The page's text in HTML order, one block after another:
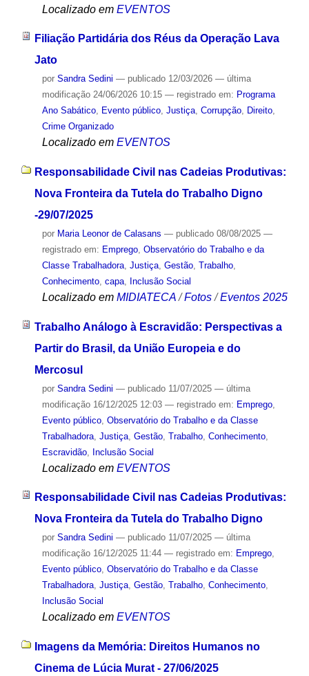
Localizado em EVENTOS
Filiação Partidária dos Réus da Operação Lava
Jato
por Sandra Sedini — publicado12/03/2026 — última
modificação24/06/2026 10:15 — registrado em: Programa
Ano Sabático, Evento público, Justiça, Corrupção, Direito,
Crime Organizado
Localizado em EVENTOS
Responsabilidade Civil nas Cadeias Produtivas:
Nova Fronteira da Tutela do Trabalho Digno
-29/07/2025
por Maria Leonor de Calasans — publicado08/08/2025 —
registrado em: Emprego, Observatório do Trabalho e da
Classe Trabalhadora, Justiça, Gestão, Trabalho,
Conhecimento, capa, Inclusão Social
Localizado em MIDIATECA /Fotos /Eventos 2025
Trabalho Análogo à Escravidão: Perspectivas a
Partir do Brasil, da União Europeia e do
Mercosul
por Sandra Sedini — publicado11/07/2025 — última
modificação16/12/2025 12:03 — registrado em: Emprego,
Evento público, Observatório do Trabalho e da Classe
Trabalhadora, Justiça, Gestão, Trabalho, Conhecimento,
Escravidão, Inclusão Social
Localizado em EVENTOS
Responsabilidade Civil nas Cadeias Produtivas:
Nova Fronteira da Tutela do Trabalho Digno
por Sandra Sedini — publicado11/07/2025 — última
modificação16/12/2025 11:44 — registrado em: Emprego,
Evento público, Observatório do Trabalho e da Classe
Trabalhadora, Justiça, Gestão, Trabalho, Conhecimento,
Inclusão Social
Localizado em EVENTOS
Imagens da Memória: Direitos Humanos no
Cinema de Lúcia Murat - 27/06/2025